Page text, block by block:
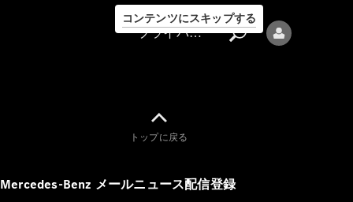
コンテンツにスキップする
プライバシ
プライバシーポリシー
トップに戻る
Mercedes-Benz メールニュース配信登録